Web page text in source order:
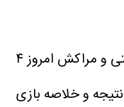
بازی فوتبال هائیتی و مراکش امروز ۴
نتیجه و خلاصه بازی